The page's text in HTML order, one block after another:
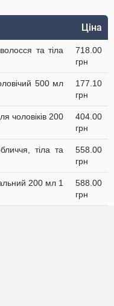
Ціна
та тіла
718.00
грн
500 мл
177.10
грн
чоловіків 200
404.00
грн
тіла та
558.00
грн
200 мл 1
588.00
грн